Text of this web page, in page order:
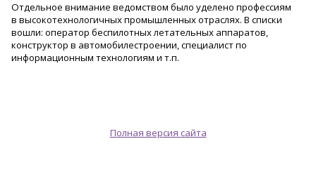
Отдельное внимание ведомством было уделено профессиям
в высокотехнологичных промышленных отраслях. В списки
вошли: оператор беспилотных летательных аппаратов,
конструктор в автомобилестроении, специалист по
информационным технологиям и т.п.
Полная версия сайта